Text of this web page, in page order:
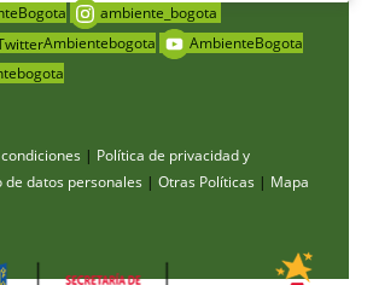
ambiente_bogota
Ambientebogota
AmbienteBogota
| Política de privacidad y
datos personales | Otras Políticas | Mapa